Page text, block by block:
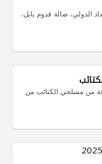
الدولي، صالة قدوم بابل،
من مسلحي الكتائب من